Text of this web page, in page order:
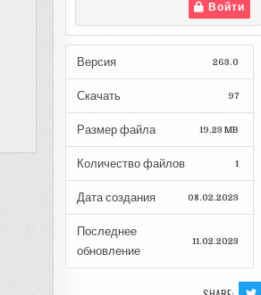
Войти
Версия 263.0
Скачать 97
Размер файла 19.23 MB
Количество файлов 1
Дата создания 08.02.2023
Последнее
обновление
11.02.2023